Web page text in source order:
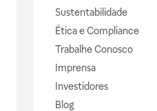
Sustentabilidade
Ética e Compliance
Trabalhe Conosco
Imprensa
Investidores
Blog